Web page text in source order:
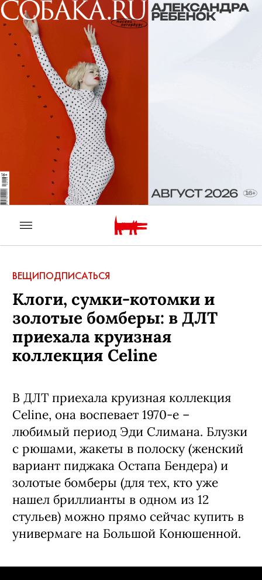
ВЕЩИПОДПИСАТЬСЯ
Клоги, сумки-котомки и
золотые бомберы: в ДЛТ
приехала круизная
коллекция Celine
В ДЛТ приехала круизная коллекция
Celine, она воспевает 1970-е –
любимый период Эди Слимана. Блузки
с рюшами, жакеты в полоску (женский
вариант пиджака Остапа Бендера) и
золотые бомберы (для тех, кто уже
нашел бриллианты в одном из 12
стульев) можно прямо сейчас купить в
универмаге на Большой Конюшенной.